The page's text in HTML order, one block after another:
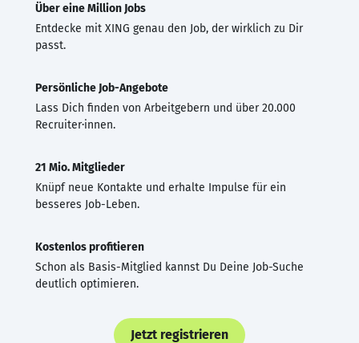
Über eine Million Jobs
Entdecke mit XING genau den Job, der wirklich zu Dir
passt.
Persönliche Job-Angebote
Lass Dich finden von Arbeitgebern und über 20.000
Recruiter·innen.
21 Mio. Mitglieder
Knüpf neue Kontakte und erhalte Impulse für ein
besseres Job-Leben.
Kostenlos profitieren
Schon als Basis-Mitglied kannst Du Deine Job-Suche
deutlich optimieren.
Jetzt registrieren